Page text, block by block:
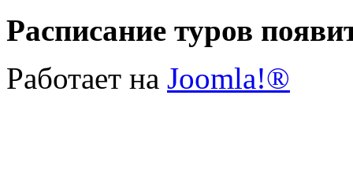
Расписание туров
Работает на Joomla!®